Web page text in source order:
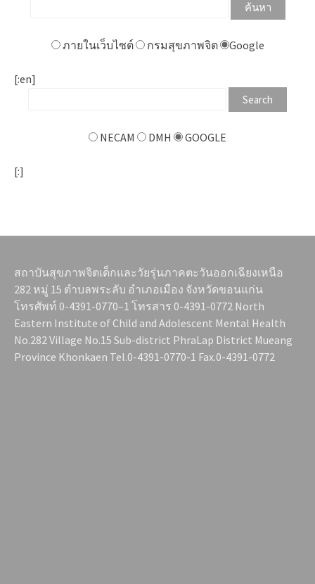
ภายในเว็บไซต์ กรมสุขภาพจิต Google
[:en]
NECAM DMH GOOGLE
[:]
สถาบันสุขภาพจิตเด็กและวัยรุ่นภาคตะวันออกเฉียงเหนือ
282 หมู่ 15 ตำบลพระลับ อำเภอเมือง จังหวัดขอนแก่น
โทรศัพท์ 0-4391-0770–1 โทรสาร 0-4391-0772 North
Eastern Institute of Child and Adolescent Mental Health
No.282 Village No.15 Sub-district PhraLap District Mueang
Province Khonkaen Tel.0-4391-0770-1 Fax.0-4391-0772